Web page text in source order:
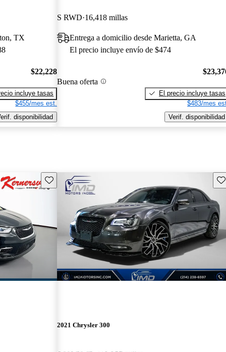
TX
$22,228
incluye tasas
$455/mes est.
disponibilidad
S RWD 16,418 millas
Entrega a domicilio desde Marietta, GA
El precio incluye envío de $474
Buena oferta
El precio incluye tasas
$483/mes
Verif. disponibilidad
Guarda este Aviso
¡Nuevo!
2021 Chrysler 300